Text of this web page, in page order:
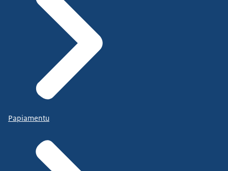
Papiamentu